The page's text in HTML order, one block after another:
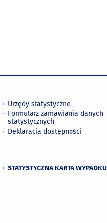
Urzędy statystyczne
Formularz zamawiania danych
statystycznych
Deklaracja dostępności
STATYSTYCZNA KARTA WYPADKU